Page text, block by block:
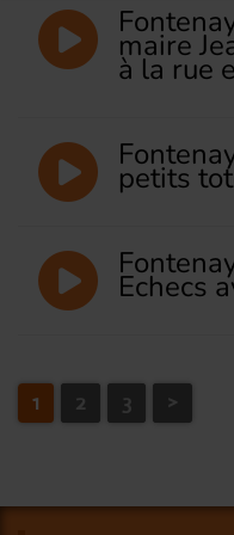
maire
à la rue
petits
Echecs
1 2 3 >